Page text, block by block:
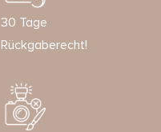
30 Tage
Rückgaberecht!